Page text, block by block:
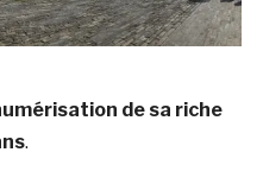
de sa riche
.